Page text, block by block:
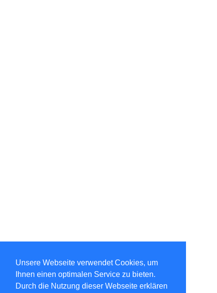
Unsere Webseite verwendet Cookies, um
Ihnen einen optimalen Service zu bieten.
Durch die Nutzung dieser Webseite erklären